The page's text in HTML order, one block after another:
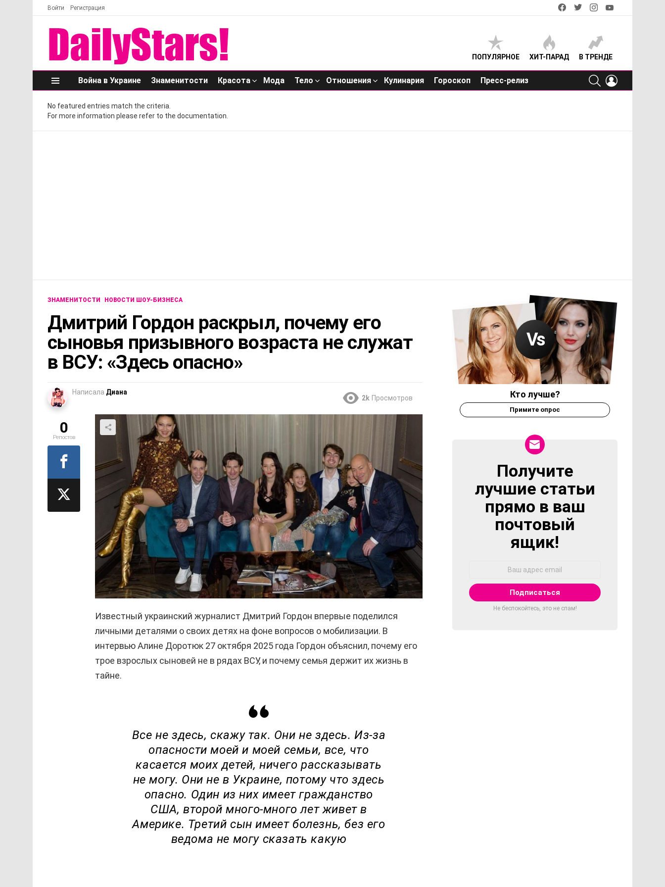
Войти Регистрация
facebooktwitterinstagram
ПОПУЛЯРНОЕ ХИТ-ПАРАД В ТРЕНДЕ
Меню
Война в Украине Знаменитости Красота Мода Тело Отношения Кулинария Гороскоп Пресс-релиз
SEARCH
No featured entries match the criteria.
For more information please refer to the documentation.
ЗНАМЕНИТОСТИ НОВОСТИ ШОУ-БИЗНЕСА
Дмитрий Гордон раскрыл, почему его
сыновья призывного возраста не служат
в ВСУ: «Здесь опасно»
Написала Диана
2k Просмотров
Известный украинский журналист Дмитрий Гордон впервые поделился
личными деталями о своих детях на фоне вопросов о мобилизации. В
интервью Алине Доротюк 27 октября 2025 года Гордон объяснил, почему его
трое взрослых сыновей не в рядах ВСУ, и почему семья держит их жизнь в
тайне.
Все не здесь, скажу так. Они не здесь. Из-за
опасности моей и моей семьи, все, что
касается моих детей, ничего рассказывать
не могу. Они не в Украине, потому что здесь
опасно. Один из них имеет гражданство
США, второй много-много лет живет в
Америке. Третий сын имеет болезнь, без его
ведома не могу сказать какую
0
Репостов
Кто лучше?
Примите опрос
NEWSLETTER
Получите
лучшие статьи
прямо в ваш
почтовый
ящик!
Не беспокойтесь, это не спам!